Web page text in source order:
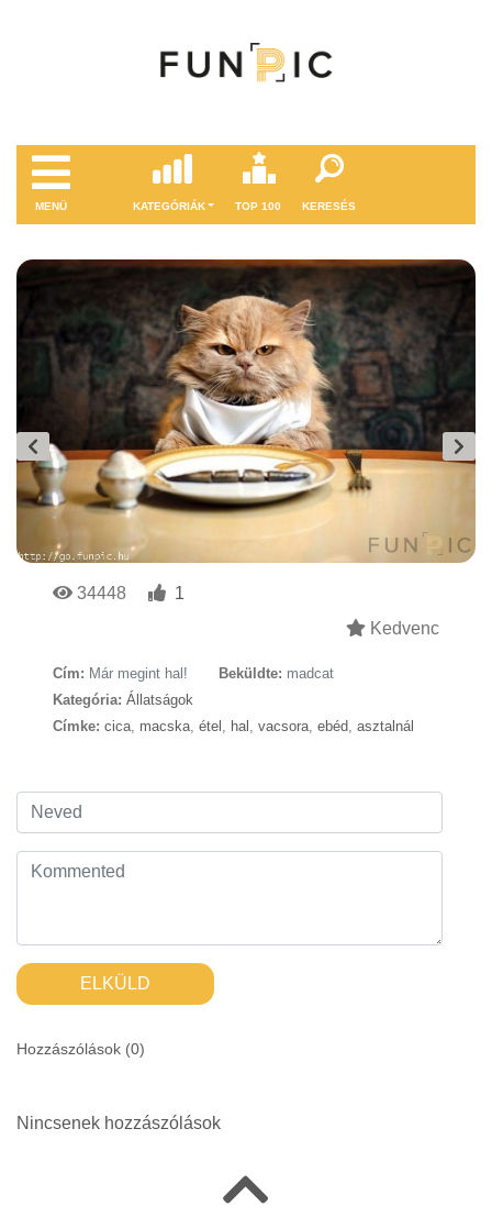
MENÜ KATEGÓRIÁK TOP 100 KERESÉS
34448
1
Kedvenc
Cím: Már megint hal! Beküldte: madcat
Kategória: Állatságok
Címke: cica, macska, étel , hal , vacsora, ebéd, asztalnál
ELKÜLD
Hozzászólások (0)
Nincsenek hozzászólások